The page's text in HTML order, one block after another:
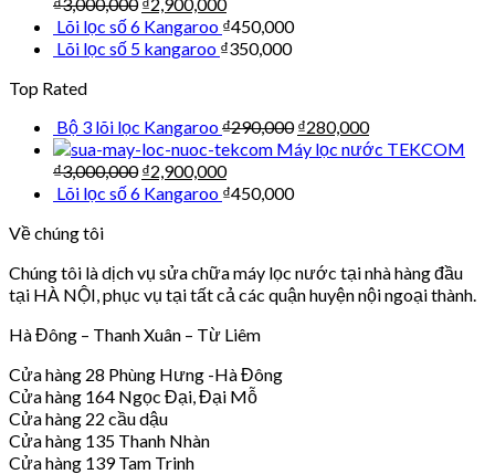
Lõi lọc số 6 Kangaroo ₫450,000
Lõi lọc số 5 kangaroo ₫350,000
Top Rated
Bộ 3 lõi lọc Kangaroo₫290,000 ₫280,000
Máy lọc nước TEKCOM
₫3,000,000 ₫2,900,000
Lõi lọc số 6 Kangaroo ₫450,000
Về chúng tôi
Chúng tôi là dịch vụ sửa chữa máy lọc nước tại nhà hàng đầu
tại HÀ NỘI, phục vụ tại tất cả các quận huyện nội ngoại thành.
Hà Đông – Thanh Xuân – Từ Liêm
Cửa hàng 28 Phùng Hưng -Hà Đông
Cửa hàng 164 Ngọc Đại, Đại Mỗ
Cửa hàng 22 cầu dậu
Cửa hàng 135 Thanh Nhàn
Cửa hàng 139 Tam Trinh